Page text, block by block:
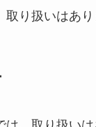
取り扱いはあり